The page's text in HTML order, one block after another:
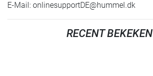
E-Mail: onlinesupportDE@hummel.dk
RECENT BEKEKEN